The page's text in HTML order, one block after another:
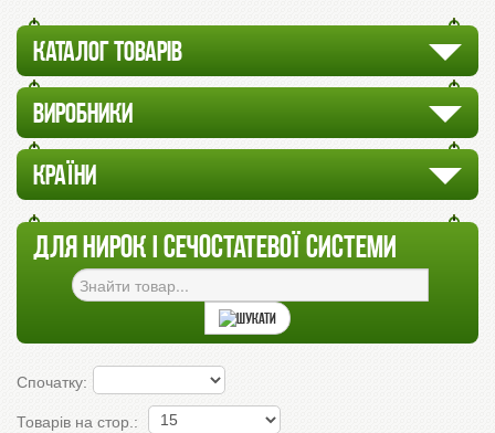
КАТАЛОГ ТОВАРІВ
ВИРОБНИКИ
КРАЇНИ
ДЛЯ НИРОК І СЕЧОСТАТЕВОЇ СИСТЕМИ
Спочатку:
Товарів на стор.: